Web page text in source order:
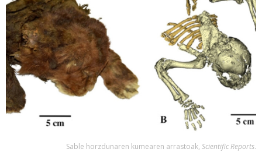
Sable horzdunaren kumearen arrastoak, Scientific Reports.